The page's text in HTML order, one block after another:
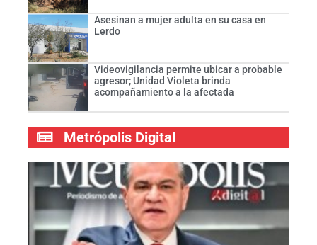
Asesinan a mujer adulta en su casa en
Lerdo
Videovigilancia permite ubicar a probable
agresor; Unidad Violeta brinda
acompañamiento a la afectada
Metrópolis Digital